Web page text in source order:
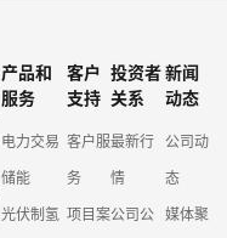
产品和
服务
电力交易
储能
光伏制氢
客户
支持
客户服
务
项目案
投资者
关系
最新行
情
公司公
新闻
动态
公司动
态
媒体聚